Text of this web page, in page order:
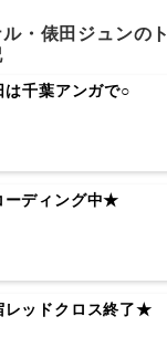
・俵田ジュンのト
は千葉アンガで○
ーディング中★
レッドクロス終了★